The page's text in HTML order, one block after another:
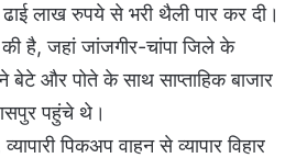
लाख रुपये से भरी थैली पार कर दी।
की है, जहां जांजगीर-चांपा जिले के
बेटे और पोते के साथ साप्ताहिक बाजार
पहुंचे थे।
पिकअप वाहन से व्यापार विहार